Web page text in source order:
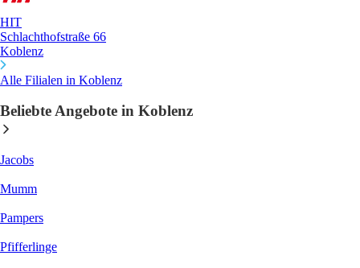
HIT
Schlachthofstraße 66
Koblenz
Alle Filialen in Koblenz
Beliebte Angebote in Koblenz
Jacobs
Mumm
Pampers
Pfifferlinge